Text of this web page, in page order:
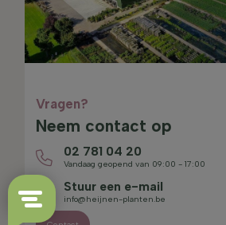
Vragen?
Neem contact op
02 781 04 20
Vandaag geopend van 09:00 - 17:00
Stuur een e-mail
info@heijnen-planten.be